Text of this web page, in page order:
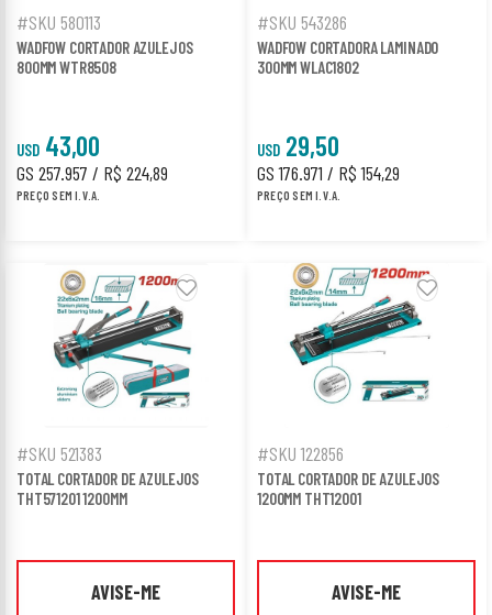
#SKU 580113
WADFOW CORTADOR AZULEJOS
800MM WTR8508
USD 43,00
GS 257.957 / R$ 224,89
PREÇO SEM I.V.A.
#SKU 543286
WADFOW CORTADORA LAMINADO
300MM WLAC1802
USD 29,50
GS 176.971 / R$ 154,29
PREÇO SEM I.V.A.
#SKU 521383
TOTAL CORTADOR DE AZULEJOS
THT571201 1200MM
AVISE-ME
#SKU 122856
TOTAL CORTADOR DE AZULEJOS
1200MM THT12001
AVISE-ME